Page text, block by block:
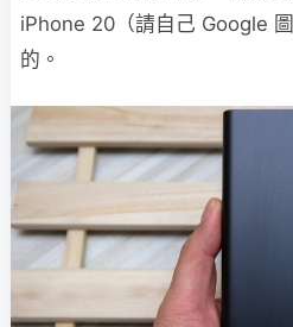
iPhone 20（請自己 Google
的。